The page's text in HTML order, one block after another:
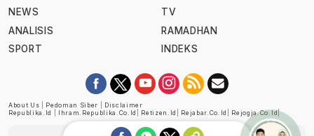
NEWS
ANALISIS
SPORT
TV
RAMADHAN
INDEKS
About Us Pedoman Siber
Disclaimer
Republika.id
Ihram.republika.co.id Retizen.id Rejabar.co.id Rejogja.co.id |